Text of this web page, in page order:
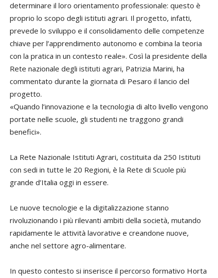
determinare il loro orientamento professionale: questo è
proprio lo scopo degli istituti agrari. Il progetto, infatti,
prevede lo sviluppo e il consolidamento delle competenze
chiave per l’apprendimento autonomo e combina la teoria
con la pratica in un contesto reale». Così la presidente della
Rete nazionale degli istituti agrari, Patrizia Marini, ha
commentato durante la giornata di Pesaro il lancio del
progetto.
«Quando l’innovazione e la tecnologia di alto livello vengono
portate nelle scuole, gli studenti ne traggono grandi
benefici».
La Rete Nazionale Istituti Agrari, costituita da 250 Istituti
con sedi in tutte le 20 Regioni, è la Rete di Scuole più
grande d’Italia oggi in essere.
Le nuove tecnologie e la digitalizzazione stanno
rivoluzionando i più rilevanti ambiti della società, mutando
rapidamente le attività lavorative e creandone nuove,
anche nel settore agro-alimentare.
In questo contesto si inserisce il percorso formativo Horta